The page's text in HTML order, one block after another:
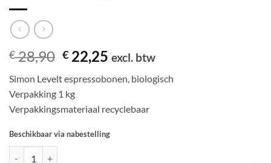
€28,90 Oorspronkelijke
prijs
was:
€ 28,90.
€ 22,25 Huidige
is:
excl. btw
Simon Levelt espressobonen, biologisch
Verpakking 1 kg
Verpakkingsmateriaal recyclebaar
Beschikbaar via nabestelling